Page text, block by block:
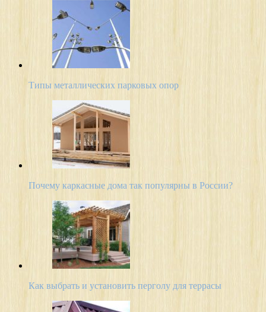
Типы металлических парковых опор
Почему каркасные дома так популярны в России?
Как выбрать и установить перголу для террасы